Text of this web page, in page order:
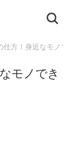
仕方！身近なモノ
モノでき